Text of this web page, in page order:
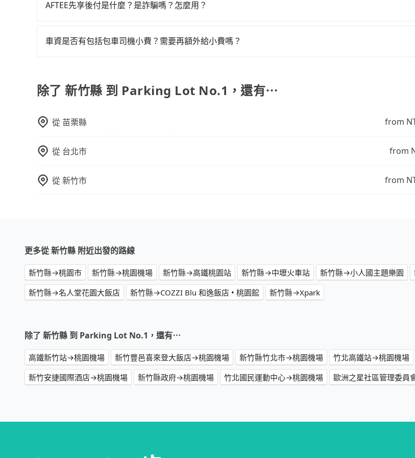
需要載運骨灰罈或在車上進行法事等作業，建議在訂車前先向客服詢問是否有相應的司機可配合，以
AFTEE先享後付是什麼？是詐騙嗎？怎麼用？
碼即可完成即時的信用審查，費用還可於訂單成立後的14天內前往便利商店或ATM繳費即可。
車資是否有包括包車司機小費？需要再額外給小費嗎？
除了 新竹縣 到 Parking Lot No.1，還有⋯
從 苗栗縣 from
從 台北市 from
從新竹市 from
更多從 新竹縣 附近出發的路線
新竹縣→桃園市 新竹縣→桃園機場 新竹縣→高鐵桃園站 新竹縣→中壢火車站 新竹縣→小人國主題樂園
新竹縣→名人堂花園大飯店
新竹縣→COZZI Blu 和逸飯店 • 桃園館 新竹縣→Xpark
除了 新竹縣 到 Parking Lot No.1，還有⋯
高鐵新竹站→桃園機場 新竹豐邑喜來登大飯店→桃園機場 新竹縣竹北市→桃園機場 竹北高鐵站→桃園機場
新竹安捷國際酒店→桃園機場
新竹縣政府→桃園機場 竹北國民運動中心→桃園機場 歐洲之星社區管理委員